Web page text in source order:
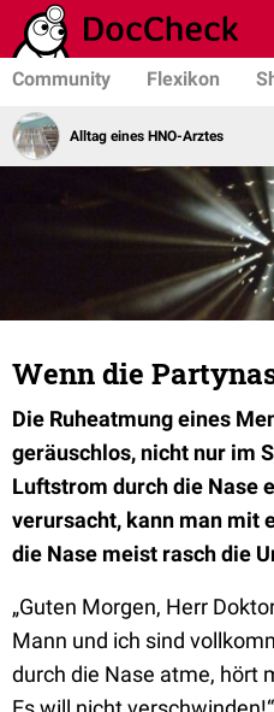
Community Flexikon
Alltag eines HNO-Arztes
Wenn die
Die Ruheatmung eines
geräuschlos, nicht nur im
Luftstrom durch die Nase
verursacht, kann man mit
die Nase meist rasch die
„Guten Morgen, Herr
Mann und ich sind
durch die Nase atme, hört